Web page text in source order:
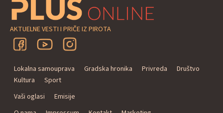
AKTUELNE VESTI I PRIČE IZ PIROTA
Lokalna samouprava Gradska hronika Privreda
Društvo
Kultura
Sport
Vaši oglasi
Emisije